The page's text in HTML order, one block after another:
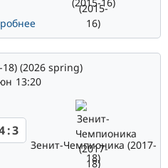
(2026 spring)
13:20
:3
Зенит-Чемпионика (2017-
18)